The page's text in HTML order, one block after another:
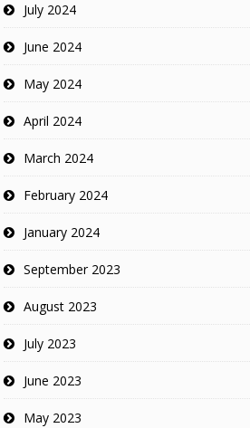
July 2024
June 2024
May 2024
April 2024
March 2024
February 2024
January 2024
September 2023
August 2023
July 2023
June 2023
May 2023